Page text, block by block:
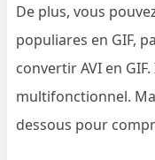
De plus, vous
populiares en GIF,
convertir AVI en
multifonctionnel.
dessous pour